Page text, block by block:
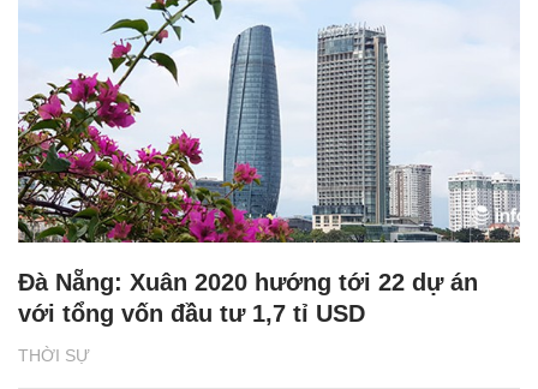
THỜI SỰ
Đà Nẵng: Xuân 2020 hướng tới 22 dự án
với tổng vốn đầu tư 1,7 tỉ USD